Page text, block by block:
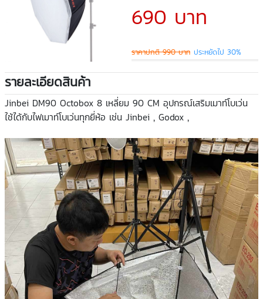
690 บาท
ราคาปกติ 990 บาท ประหยัดไป 30%
รายละเอียดสินค้า
Jinbei DM90 Octobox 8 เหลี่ยม 90 CM อุปกรณ์เสริมเมาท์โบเว่น
ใช้ได้กับไฟเมาท์โบเว่นทุกยี่ห้อ เช่น Jinbei , Godox ,